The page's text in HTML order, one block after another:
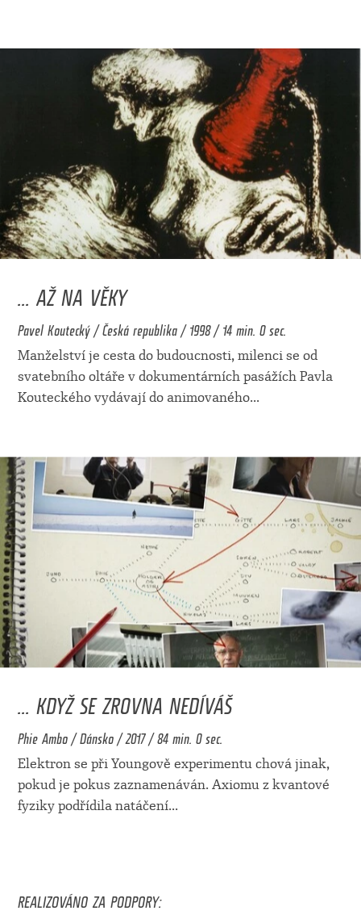
... AŽ NA VĚKY
Pavel Koutecký / Česká republika / 1998 / 14 min. 0 sec.
Manželství je cesta do budoucnosti, milenci se od
svatebního oltáře v dokumentárních pasážích Pavla
Kouteckého vydávají do animovaného...
... KDYŽ SE ZROVNA NEDÍVÁŠ
Phie Ambo / Dánsko / 2017 / 84 min. 0 sec.
Elektron se při Youngově experimentu chová jinak,
pokud je pokus zaznamenáván. Axiomu z kvantové
fyziky podřídila natáčení...
REALIZOVÁNO ZA PODPORY: